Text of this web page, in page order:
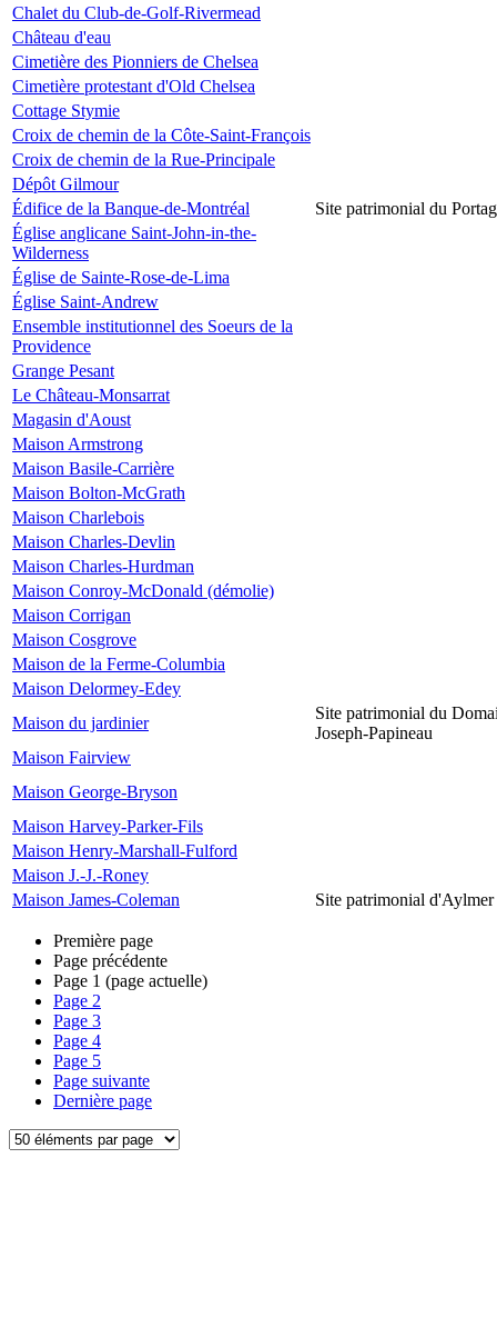
Chalet du Club-de-Golf-Rivermead
Château d'eau
Cimetière des Pionniers de Chelsea
Cimetière protestant d'Old Chelsea
Cottage Stymie
Croix de chemin de la Côte-Saint-François
Croix de chemin de la Rue-Principale
Dépôt Gilmour
Édifice de la Banque-de-Montréal
Site patrimonial du
Église anglicane Saint-John-in-the-
Wilderness
Église de Sainte-Rose-de-Lima
Église Saint-Andrew
Ensemble institutionnel des Soeurs de la
Providence
Grange Pesant
Le Château-Monsarrat
Magasin d'Aoust
Maison Armstrong
Maison Basile-Carrière
Maison Bolton-McGrath
Maison Charlebois
Maison Charles-Devlin
Maison Charles-Hurdman
Maison Conroy-McDonald (démolie)
Maison Corrigan
Maison Cosgrove
Maison de la Ferme-Columbia
Maison Delormey-Edey
Maison du jardinier
Site patrimonial du
Joseph-Papineau
Maison Fairview
Maison George-Bryson
Maison Harvey-Parker-Fils
Maison Henry-Marshall-Fulford
Maison J.-J.-Roney
Maison James-Coleman
Site patrimonial d'Aylmer
Première page
Page précédente
Page 1 (page actuelle)
Page 2
Page 3
Page 4
Page 5
Page suivante
Dernière page